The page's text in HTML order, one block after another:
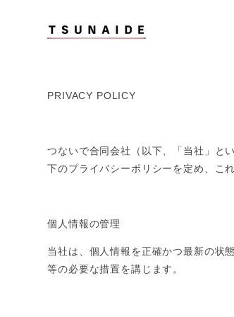
に進む
PRIVACY POLICY
つないで合同会社（以下、「当社」と
下のプライバシーポリシーを定め、こ
個人情報の管理
当社は、個人情報を正確かつ最新の状
等の必要な措置を講じます。